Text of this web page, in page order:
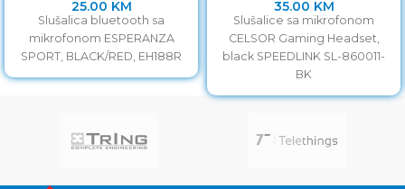
25.00 KM
Slušalica bluetooth sa
mikrofonom ESPERANZA
SPORT, BLACK/RED, EH188R
35.00 KM
Slušalice sa mikrofonom
CELSOR Gaming Headset,
black SPEEDLINK SL-860011-
BK